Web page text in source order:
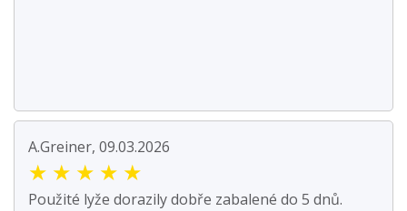
A.Greiner, 09.03.2026
★ ★ ★ ★ ★
Použité lyže dorazily dobře zabalené do 5 dnů.